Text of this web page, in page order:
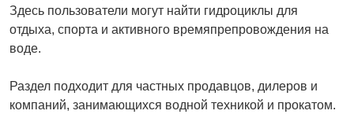
Здесь пользователи могут найти гидроциклы для
отдыха, спорта и активного времяпрепровождения на
воде.
Раздел подходит для частных продавцов, дилеров и
компаний, занимающихся водной техникой и прокатом.